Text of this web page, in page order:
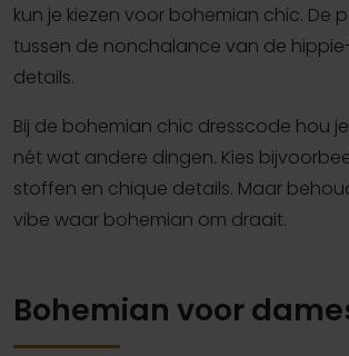
kun je kiezen voor bohemian chic. De
tussen de nonchalance van de
details.
Bij de bohemian chic dresscode hou
nét wat andere dingen. Kies
stoffen en chique details. Maar
vibe waar bohemian om draait.
Bohemian voor